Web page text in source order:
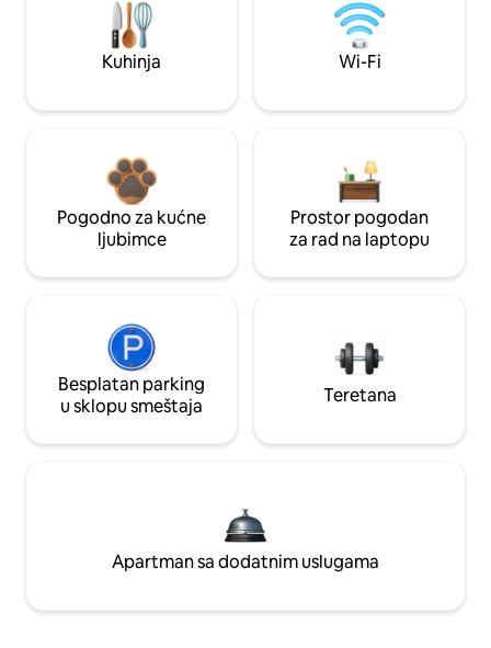
Kuhinja Wi-Fi
Pogodno za kućne
ljubimce
Prostor pogodan
za rad na laptopu
Besplatan parking
u sklopu smeštaja
Teretana
Apartman sa dodatnim uslugama